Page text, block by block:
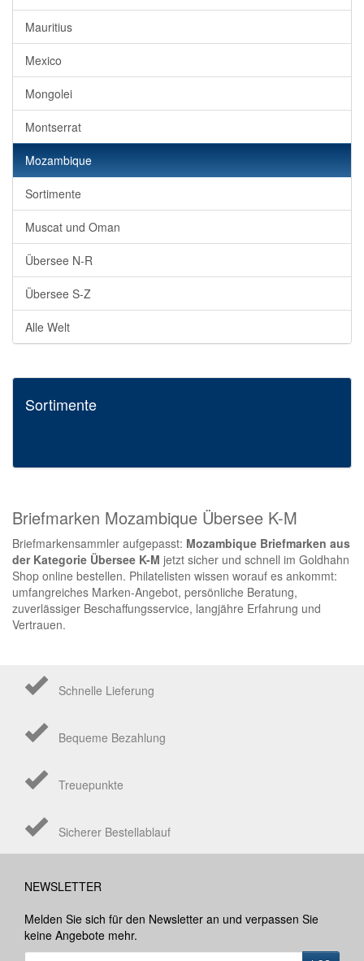
Mauritius
Mexico
Mongolei
Montserrat
Mozambique
Sortimente
Muscat und Oman
Übersee N-R
Übersee S-Z
Alle Welt
Sortimente
Briefmarken Mozambique Übersee K-M
Briefmarkensammler aufgepasst: Mozambique Briefmarken aus
der Kategorie Übersee K-M jetzt sicher und schnell im Goldhahn
Shop online bestellen. Philatelisten wissen worauf es ankommt:
umfangreiches Marken-Angebot, persönliche Beratung,
zuverlässiger Beschaffungsservice, langjähre Erfahrung und
Vertrauen.
Schnelle Lieferung
Bequeme Bezahlung
Treuepunkte
Sicherer Bestellablauf
NEWSLETTER
Melden Sie sich für den Newsletter an und verpassen Sie
keine Angebote mehr.